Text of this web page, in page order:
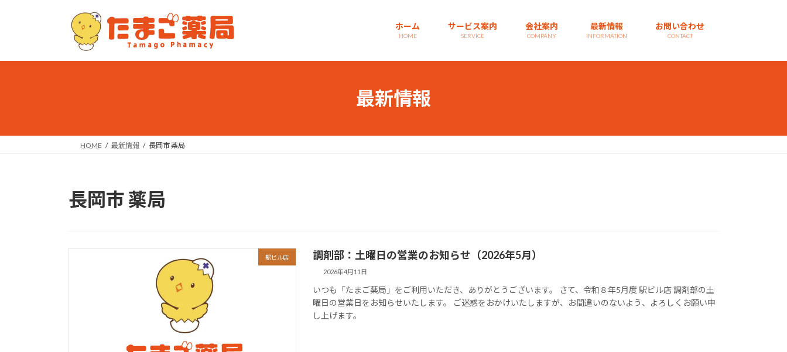
ツ
プ
シ
動
ホーム
HOME
サービス案内
SERVICE
会社案内
COMPANY
最新情報
INFORMATION
お問い合わせ
CONTACT
最新情報
HOME 最新情報 長岡市 薬局
長岡市 薬局
駅ビル店 調剤部：土曜日の営業のお知らせ（2026年5月）
2026年4月11日
いつも「たまご薬局」をご利用いただき、ありがとうございます。 さて、令和８年5月度 駅ビル店 調剤部の土
曜日の営業日をお知らせいたします。 ご迷惑をおかけいたしますが、お間違いのないよう、よろしくお願い申
し上げます。